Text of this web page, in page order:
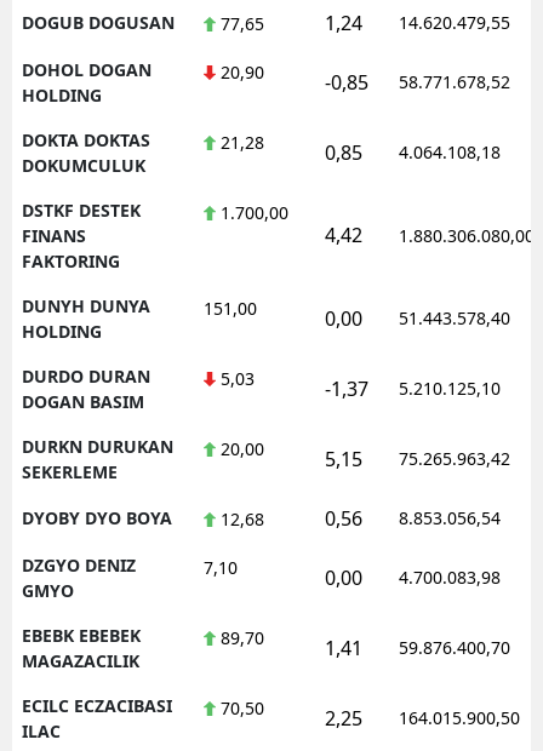
DOGUB DOGUSAN 77,65 1,24 14.620.479,55
DOHOL DOGAN
HOLDING
20,90 -0,85 58.771.678,52
DOKTA DOKTAS
DOKUMCULUK
21,28 0,85 4.064.108,18
DSTKF DESTEK
FINANS
FAKTORING
1.700,00
4,42 1.880.306.080,00
DUNYH DUNYA
HOLDING
151,00 0,00 51.443.578,40
DURDO DURAN
DOGAN BASIM
5,03 -1,37 5.210.125,10
DURKN DURUKAN
SEKERLEME
20,00 5,15 75.265.963,42
DYOBY DYO BOYA 12,68 0,56 8.853.056,54
DZGYO DENIZ
GMYO
7,10 0,00 4.700.083,98
EBEBK EBEBEK
MAGAZACILIK
89,70 1,41 59.876.400,70
ECILC ECZACIBASI
ILAC
70,50 2,25 164.015.900,50